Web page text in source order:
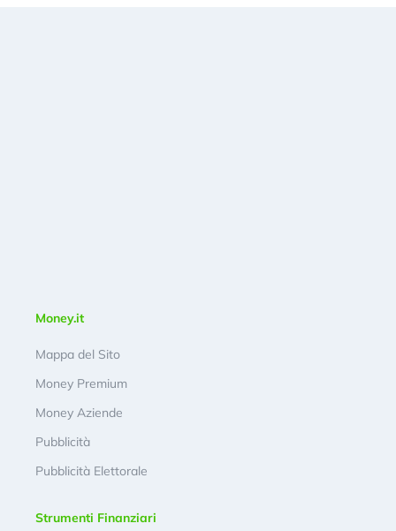
Money.it
Mappa del Sito
Money Premium
Money Aziende
Pubblicità
Pubblicità Elettorale
Strumenti Finanziari